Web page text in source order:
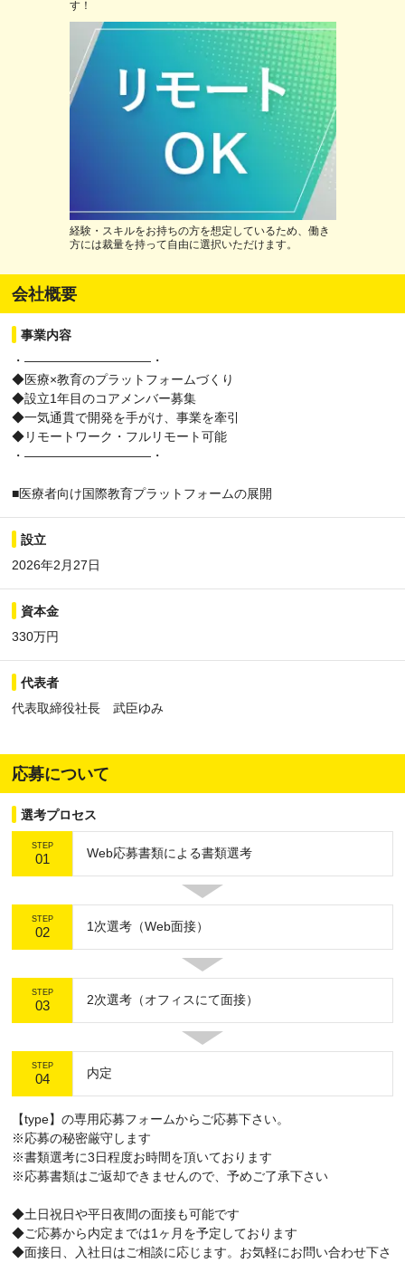
す！
経験・スキルをお持ちの方を想定しているため、働き
方には裁量を持って自由に選択いただけます。
会社概要
事業内容
・――――――――――・
◆医療×教育のプラットフォームづくり
◆設立1年目のコアメンバー募集
◆一気通貫で開発を手がけ、事業を牽引
◆リモートワーク・フルリモート可能
・――――――――――・
■医療者向け国際教育プラットフォームの展開
設立
2026年2月27日
資本金
330万円
代表者
代表取締役社長 武臣ゆみ
応募について
選考プロセス
STEP
01 Web応募書類による書類選考
STEP
02 1次選考（Web面接）
STEP
03 2次選考（オフィスにて面接）
STEP
04 内定
【type】の専用応募フォームからご応募下さい。
※応募の秘密厳守します
※書類選考に3日程度お時間を頂いております
※応募書類はご返却できませんので、予めご了承下さい
◆土日祝日や平日夜間の面接も可能です
◆ご応募から内定までは1ヶ月を予定しております
◆面接日、入社日はご相談に応じます。お気軽にお問い合わせ下さ